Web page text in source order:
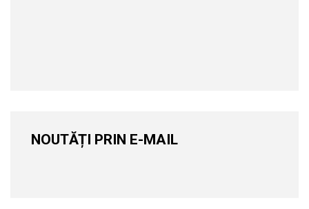
NOUTĂȚI PRIN E-MAIL